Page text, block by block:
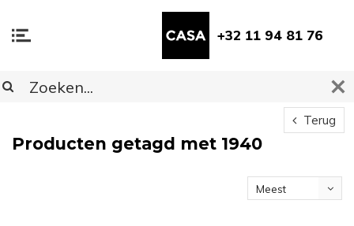
+32 11 94 81 76
Terug
Producten getagd met 1940
Meest